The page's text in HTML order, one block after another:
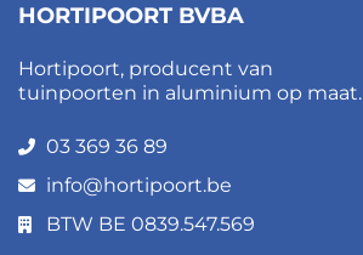
HORTIPOORT BVBA
Hortipoort, producent van
tuinpoorten in aluminium op maat.
03 369 36 89
info@hortipoort.be
BTW BE 0839.547.569